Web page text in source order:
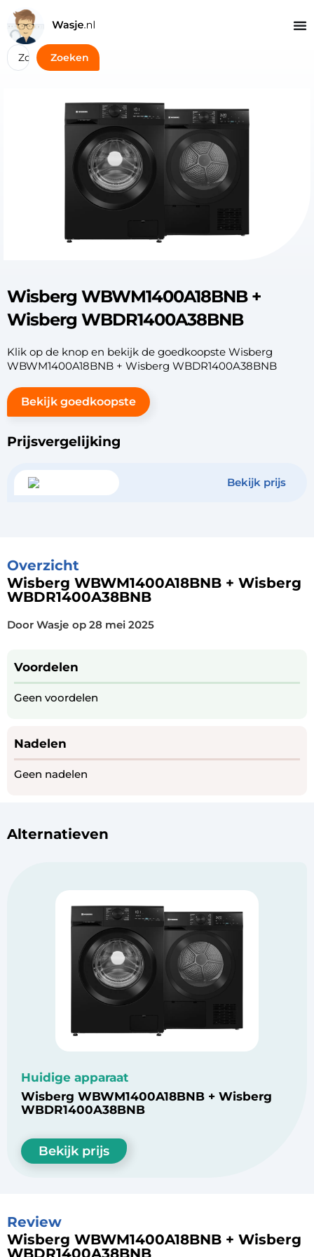
Zoeken
Wisberg WBWM1400A18BNB +
Wisberg WBDR1400A38BNB
Klik op de knop en bekijk de goedkoopste Wisberg
WBWM1400A18BNB + Wisberg WBDR1400A38BNB
Bekijk goedkoopste
Prijsvergelijking
Bekijk prijs
Overzicht
Wisberg WBWM1400A18BNB + Wisberg
WBDR1400A38BNB
Door Wasje op 28 mei 2025
Voordelen
Geen voordelen
Nadelen
Geen nadelen
Alternatieven
Huidige apparaat
Wisberg WBWM1400A18BNB + Wisberg
WBDR1400A38BNB
Bekijk prijs
Review
Wisberg WBWM1400A18BNB + Wisberg
WBDR1400A38BNB